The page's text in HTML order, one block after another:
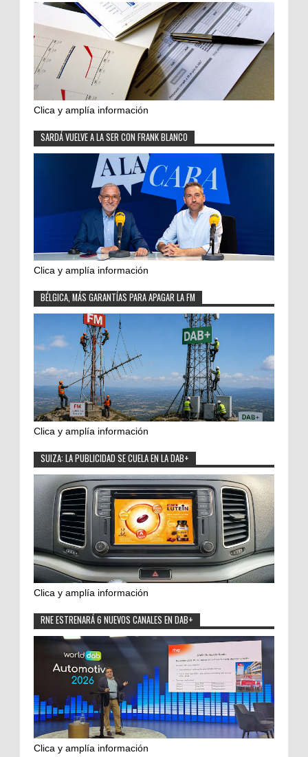
Clica y amplía información
SARDÁ VUELVE A LA SER CON FRANK BLANCO
Clica y amplía información
BÉLGICA, MÁS GARANTÍAS PARA APAGAR LA FM
Clica y amplía información
SUIZA: LA PUBLICIDAD SE CUELA EN LA DAB+
Clica y amplía información
RNE ESTRENARÁ 6 NUEVOS CANALES EN DAB+
Clica y amplía información